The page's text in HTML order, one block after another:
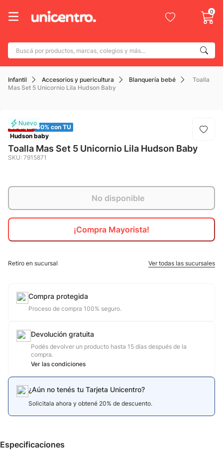
0
Buscá por productos, marcas, colegios y más...
Infantil Accesorios y puericultura Blanquería bebé
Toalla
Mas Set 5 Unicornio Lila Hudson Baby
La Liqui 50% con TU
Hudson baby
Toalla Mas Set 5 Unicornio Lila Hudson Baby
SKU: 7915871
No disponible
¡Compra Mayorista!
Retiro en sucursal Ver todas las sucursales
Compra protegida
Proceso de compra 100% seguro.
Devolución gratuita
Podés devolver un producto hasta 15 días después de la
compra.
Ver las condiciones
¿Aún no tenés tu Tarjeta Unicentro?
Solicitala ahora y obtené 20% de descuento.
Especificaciones
Términos más buscados
1. adidas
4. mochila
5. botin
7. todo terreno
10. jdy